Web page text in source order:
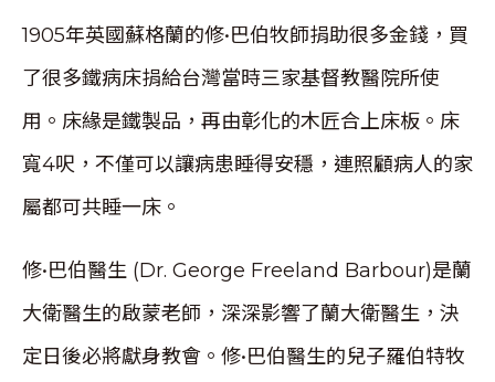
1905年英國蘇格蘭的修•巴伯牧師捐助很多金錢，買
了很多鐵病床捐給台灣當時三家基督教醫院所使
用。床緣是鐵製品，再由彰化的木匠合上床板。床
寬4呎，不僅可以讓病患睡得安穩，連照顧病人的家
屬都可共睡一床。
修•巴伯醫生 (Dr. George Freeland Barbour)是蘭
大衛醫生的啟蒙老師，深深影響了蘭大衛醫生，決
定日後必將獻身教會。修•巴伯醫生的兒子羅伯特牧